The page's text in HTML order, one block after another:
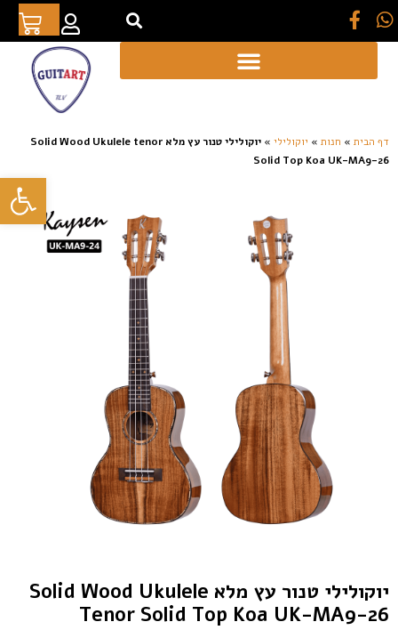
פתח
דף הבית » חנות » יוקולילי »
יוקולילי טנור עץ מלא Solid Wood Ukulele tenor
Solid Top Koa UK-MA9-26
יוקולילי טנור עץ מלא Solid Wood Ukulele
Tenor Solid Top Koa UK-MA9-26